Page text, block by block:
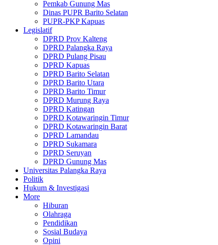
Pemkab Gunung Mas
Dinas PUPR Barito Selatan
PUPR-PKP Kapuas
Legislatif
DPRD Prov Kalteng
DPRD Palangka Raya
DPRD Pulang Pisau
DPRD Kapuas
DPRD Barito Selatan
DPRD Barito Utara
DPRD Barito Timur
DPRD Murung Raya
DPRD Katingan
DPRD Kotawaringin Timur
DPRD Kotawaringin Barat
DPRD Lamandau
DPRD Sukamara
DPRD Seruyan
DPRD Gunung Mas
Universitas Palangka Raya
Politik
Hukum & Investigasi
More
Hiburan
Olahraga
Pendidikan
Sosial Budaya
Opini